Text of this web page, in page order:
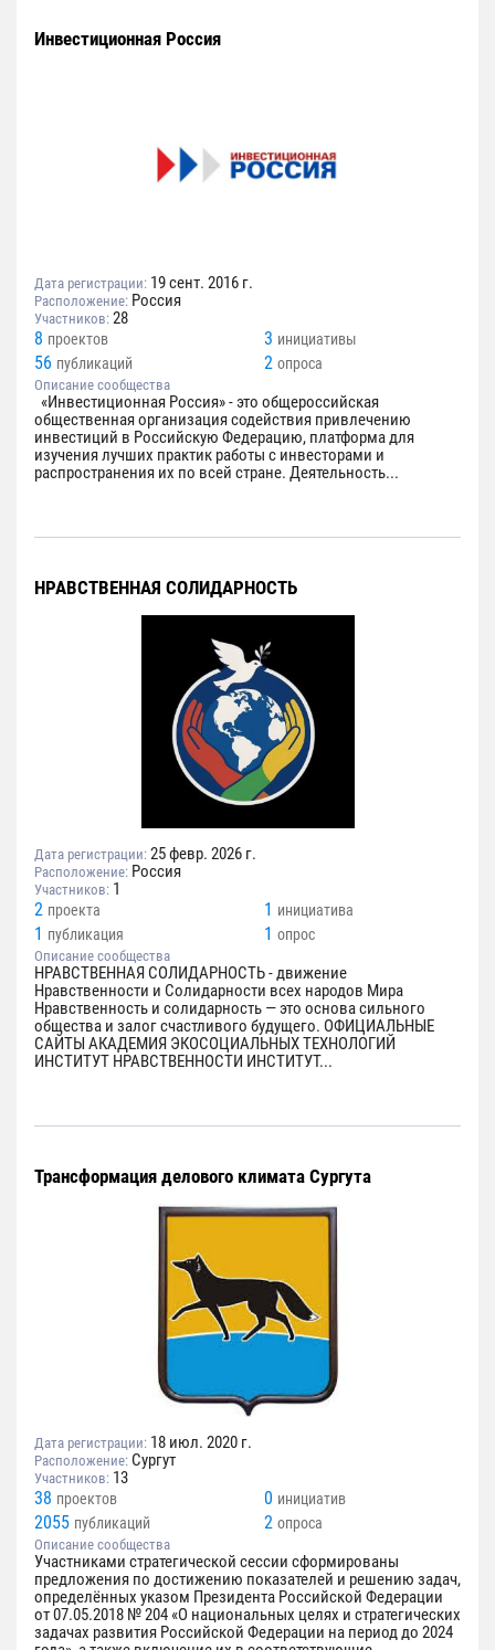
Инвестиционная Россия
Дата регистрации: 19 сент. 2016 г.
Расположение: Россия
Участников: 28
8 проектов 3 инициативы
56 публикаций 2 опроса
Описание сообщества
«Инвестиционная Россия» - это общероссийская
общественная организация содействия привлечению
инвестиций в Российскую Федерацию, платформа для
изучения лучших практик работы с инвесторами и
распространения их по всей стране. Деятельность...
НРАВСТВЕННАЯ СОЛИДАРНОСТЬ
Дата регистрации: 25 февр. 2026 г.
Расположение: Россия
Участников: 1
2 проекта 1 инициатива
1 публикация 1 опрос
Описание сообщества
НРАВСТВЕННАЯ СОЛИДАРНОСТЬ - движение
Нравственности и Солидарности всех народов Мира
Нравственность и солидарность — это основа сильного
общества и залог счастливого будущего. ОФИЦИАЛЬНЫЕ
САЙТЫ АКАДЕМИЯ ЭКОСОЦИАЛЬНЫХ ТЕХНОЛОГИЙ
ИНСТИТУТ НРАВСТВЕННОСТИ ИНСТИТУТ...
Трансформация делового климата Сургута
Дата регистрации: 18 июл. 2020 г.
Расположение: Сургут
Участников: 13
38 проектов 0 инициатив
2055 публикаций 2 опроса
Описание сообщества
Участниками стратегической сессии сформированы
предложения по достижению показателей и решению задач,
определённых указом Президента Российской Федерации
от 07.05.2018 № 204 «О национальных целях и стратегических
задачах развития Российской Федерации на период до 2024